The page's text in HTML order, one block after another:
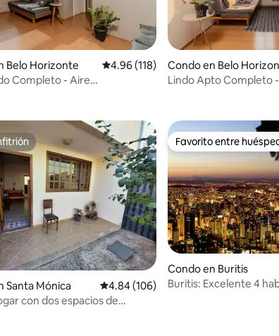
de 5, 140 reseñas
Belo Horizonte Calificación promedio: 4.96 de 5,
4.96 (118)
Completo - Aire
Condo en Belo
Lindo Apto Completo
Santa Mónica Calificación promedio: 4.84 de 5,
4.84 (106)
con dos espacios de
Favorito entre
Favorito entre
Condo en Buritis
Buritis: Excelente 4